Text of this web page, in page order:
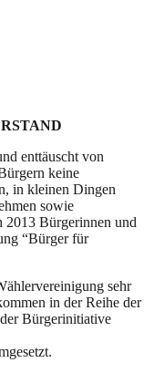
enttäuscht von
keine
in kleinen Dingen
sowie
2013 Bürgerinnen und
“Bürger für
sehr
in der Reihe der
Bürgerinitiative